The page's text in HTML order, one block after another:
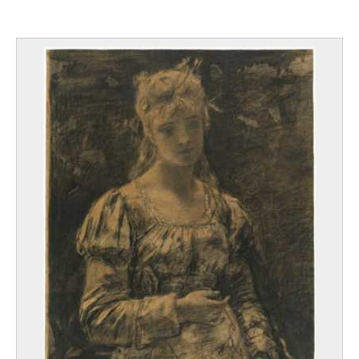
La Haye (Pays-Bas) 1787 - 1870
Schellinks Willem
Amsterdam (Pays-Bas) 1623 ? - 1678
Schellinks Willem
Amsterdam (Pays-Bas) 1627 - 1678
Schirren Ferdinand
Anvers 1872 - Bruxelles 1944
Schlobach Willy
Bruxelles 1864 - Nonnenhorn, Bavière (Allemagne) 1951
Schmalzigaug Jules
Anvers 1882 - La Haye (Pays-Bas) 1917
Schneider Gérard Ernest
Sainte-Croix (Suisse) 1896 - Paris (France) 1986
Schoevaerdts Matthijs
Franc-maître à Bruxelles en 1690
Schöffer Nicolas